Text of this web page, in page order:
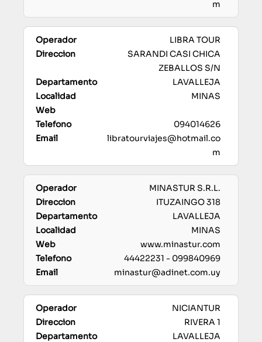
m
LIBRA TOUR
SARANDI CASI CHICA
ZEBALLOS S/N
LAVALLEJA
MINAS
094014626
libratourviajes@hotmail.co
m
MINASTUR S.R.L.
ITUZAINGO 318
LAVALLEJA
MINAS
www.minastur.com
44422231 - 099840969
minastur@adinet.com.uy
NICIANTUR
RIVERA 1
LAVALLEJA